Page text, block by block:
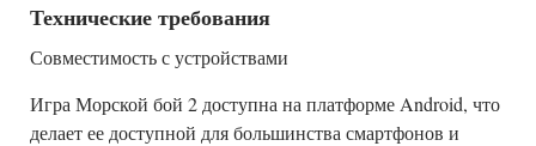
Технические требования
Совместимость с устройствами
Игра Морской бой 2 доступна на платформе Android, что
делает ее доступной для большинства смартфонов и